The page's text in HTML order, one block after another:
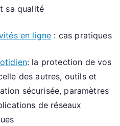
sa qualité
en ligne : cas pratiques
: la protection de vos
des autres, outils et
sécurisée, paramètres
de réseaux